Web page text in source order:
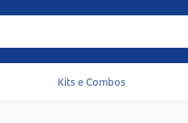
Kits e Combos